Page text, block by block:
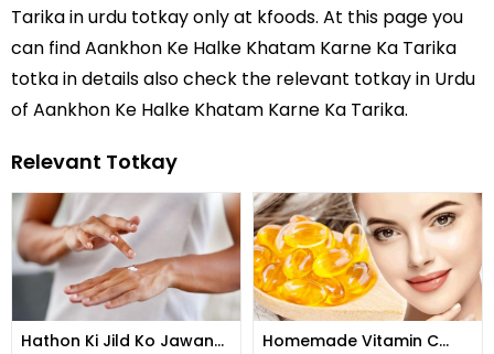
Tarika inurdu totkayonly at kfoods. At this page you
can find Aankhon Ke Halke Khatam Karne Ka Tarika
totka in details also check the relevant totkay in Urdu
of Aankhon Ke Halke Khatam Karne Ka Tarika.
Relevant Totkay
Hathon Ki Jild Ko Jawan
Homemade Vitamin C